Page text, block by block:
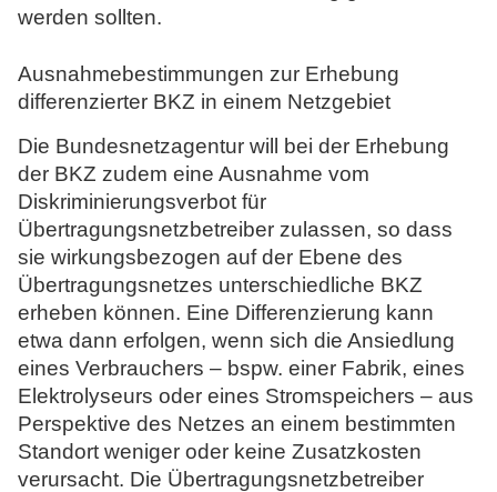
werden sollten.
Ausnahmebestimmungen zur Erhebung
differenzierter BKZ in einem Netzgebiet
Die Bundesnetzagentur will bei der Erhebung
der BKZ zudem eine Ausnahme vom
Diskriminierungsverbot für
Übertragungsnetzbetreiber zulassen, so dass
sie wirkungsbezogen auf der Ebene des
Übertragungsnetzes unterschiedliche BKZ
erheben können. Eine Differenzierung kann
etwa dann erfolgen, wenn sich die Ansiedlung
eines Verbrauchers – bspw. einer Fabrik, eines
Elektrolyseurs oder eines Stromspeichers – aus
Perspektive des Netzes an einem bestimmten
Standort weniger oder keine Zusatzkosten
verursacht. Die Übertragungsnetzbetreiber